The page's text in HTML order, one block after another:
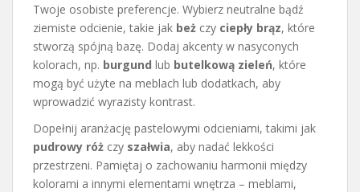
Twoje osobiste preferencje. Wybierz neutralne bądź
ziemiste odcienie, takie jak beż czy ciepły brąz, które
stworzą spójną bazę. Dodaj akcenty w nasyconych
kolorach, np. burgund lub butelkową zieleń, które
mogą być użyte na meblach lub dodatkach, aby
wprowadzić wyrazisty kontrast.
Dopełnij aranżację pastelowymi odcieniami, takimi jak
pudrowy róż czy szałwia, aby nadać lekkości
przestrzeni. Pamiętaj o zachowaniu harmonii między
kolorami a innymi elementami wnętrza – meblami,